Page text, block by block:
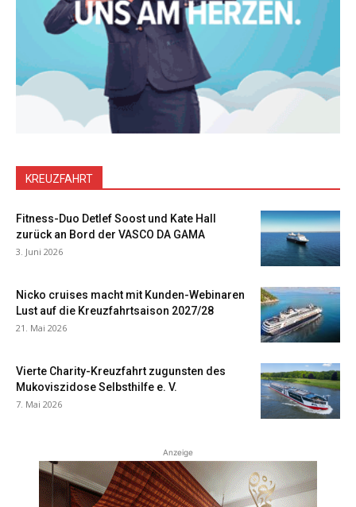
KREUZFAHRT
Fitness-Duo Detlef Soost und Kate Hall
zurück an Bord der VASCO DA GAMA
3. Juni 2026
Nicko cruises macht mit Kunden-Webinaren
Lust auf die Kreuzfahrtsaison 2027/28
21. Mai 2026
Vierte Charity-Kreuzfahrt zugunsten des
Mukoviszidose Selbsthilfe e. V.
7. Mai 2026
Anzeige